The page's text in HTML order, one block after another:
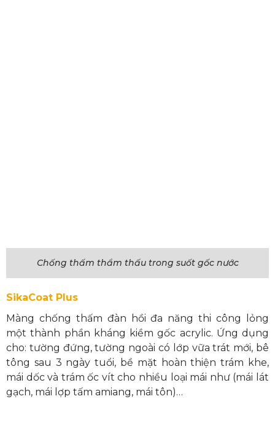
Chống thấm thẩm thấu trong suốt gốc nước
SikaCoat Plus
Màng chống thấm đàn hồi đa năng thi công lỏng
một thành phần kháng kiềm gốc acrylic. Ứng dụng
cho: tường đứng, tường ngoài có lớp vữa trát mới, bê
tông sau 3 ngày tuổi, bề mặt hoàn thiện trám khe,
mái dốc và trám ốc vít cho nhiều loại mái như (mái lát
gạch, mái lợp tấm amiang, mái tôn)…